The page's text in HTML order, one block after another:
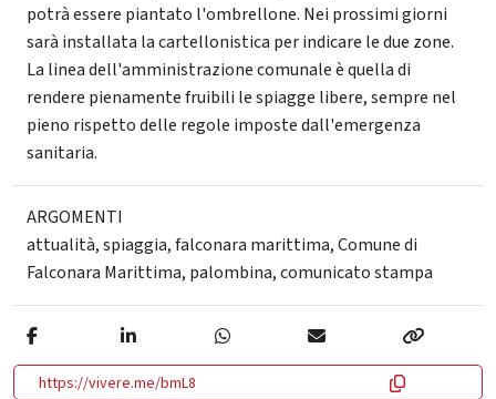
potrà essere piantato l'ombrellone. Nei prossimi giorni
sarà installata la cartellonistica per indicare le due zone.
La linea dell'amministrazione comunale è quella di
rendere pienamente fruibili le spiagge libere, sempre nel
pieno rispetto delle regole imposte dall'emergenza
sanitaria.
ARGOMENTI
attualità,spiaggia,falconara marittima,Comune di
Falconara Marittima, palombina,comunicato stampa
https://vivere.me/bmL8